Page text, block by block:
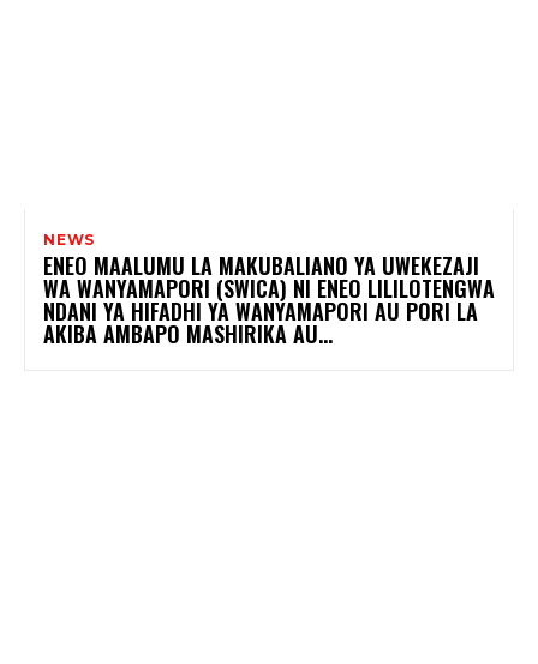
NEWS
ENEO MAALUMU LA MAKUBALIANO YA UWEKEZAJI
WA WANYAMAPORI (SWICA) NI ENEO LILILOTENGWA
NDANI YA HIFADHI YA WANYAMAPORI AU PORI LA
AKIBA AMBAPO MASHIRIKA AU...